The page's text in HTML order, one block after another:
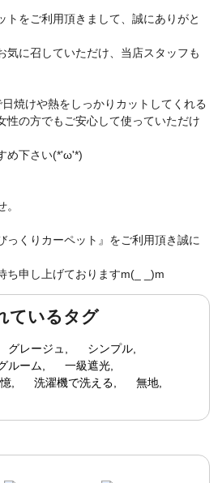
トをご利用頂きまして、誠にありがと
気に召していただけ、当店スタッフも
焼けや熱をしっかりカットしてくれる
性の方でもご安心して使っていただけ
め下さい(*'ω'*)
っくりカーペット』をご利用頂き誠に
ち申し上げておりますm(_ _)m
ているタグ
グレージュ
シンプル
ルーム
一級遮光
洗濯機で洗える
無地